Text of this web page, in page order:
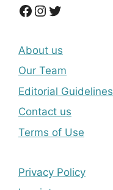
Facebook
Instagram
Twitter
About us
Our Team
Editorial Guidelines
Contact us
Terms of Use
Privacy Policy